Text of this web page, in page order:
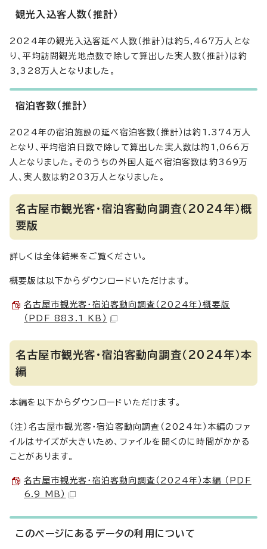
観光入込客人数（推計）
2024年の観光入込客延べ人数（推計）は約5,467万人とな
り、平均訪問観光地点数で除して算出した実人数（推計）は約
3,328万人となりました。
宿泊客数（推計）
2024年の宿泊施設の延べ宿泊客数（推計）は約1.374万人
となり、平均宿泊日数で除して算出した実人数は約1,066万
人となりました。そのうちの外国人延べ宿泊客数は約369万
人、実人数は約203万人となりました。
名古屋市観光客・宿泊客動向調査（2024年）概
要版
詳しくは全体結果をご覧ください。
概要版は以下からダウンロードいただけます。
名古屋市観光客・宿泊客動向調査（2024年）概要版
（PDF 883.1 KB）
名古屋市観光客・宿泊客動向調査（2024年）本
編
本編を以下からダウンロードいただけます。
（注）名古屋市観光客・宿泊客動向調査（2024年）本編のファ
イルはサイズが大きいため、ファイルを開くのに時間がかかる
ことがあります。
名古屋市観光客・宿泊客動向調査（2024年）本編 （PDF
6.9 MB）
このページにあるデータの利用について